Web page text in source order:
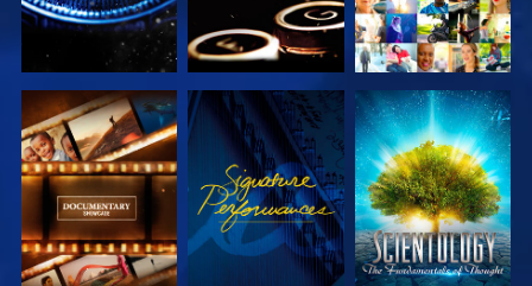
DÉCOUVRIR
LES SÉRIES
REGARDER
DÉCOUVRIR
LES SÉRIES